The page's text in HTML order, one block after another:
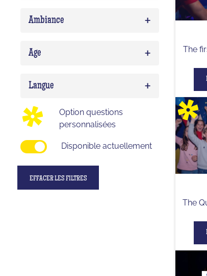
0
Ambiance +
Impostor 0
Age +
Adulte
Langue +
Option questions
personnalisées
Disponible actuellement
EFFACER LES FILTRES
The
The